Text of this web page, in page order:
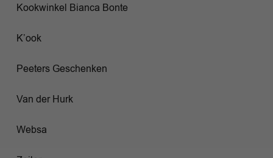
Kookwinkel Bianca Bonte
K’ook
Peeters Geschenken
Van der Hurk
Websa